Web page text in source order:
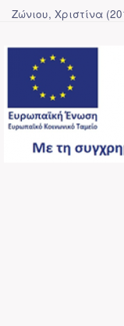
Ζώνιου, Χριστίνα (